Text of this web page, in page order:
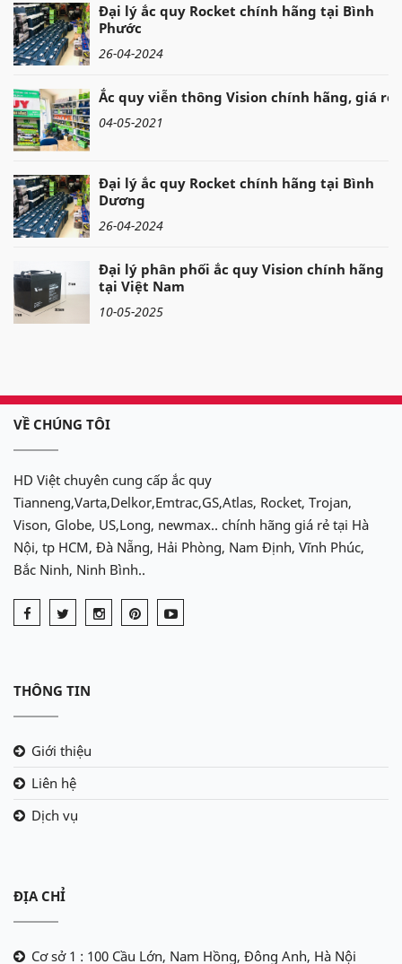
Đại lý ắc quy Rocket chính hãng tại Bình
Phước
26-04-2024
Ắc quy viễn thông Vision chính hãng, giá rẻ
04-05-2021
Đại lý ắc quy Rocket chính hãng tại Bình
Dương
26-04-2024
Đại lý phân phối ắc quy Vision chính hãng
tại Việt Nam
10-05-2025
VỀ CHÚNG TÔI
HD Việt chuyên cung cấp ắc quy
Tianneng,Varta,Delkor,Emtrac,GS,Atlas, Rocket, Trojan,
Vison, Globe, US,Long, newmax.. chính hãng giá rẻ tại Hà
Nội, tp HCM, Đà Nẵng, Hải Phòng, Nam Định, Vĩnh Phúc,
Bắc Ninh, Ninh Bình..
THÔNG TIN
Giới thiệu
Liên hệ
Dịch vụ
ĐỊA CHỈ
Cơ sở 1 : 100 Cầu Lớn, Nam Hồng, Đông Anh, Hà Nội